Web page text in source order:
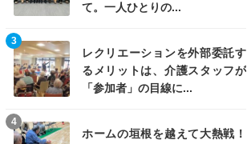
て。一人ひとりの...
レクリエーションを外部委託す
るメリットは、介護スタッフが
「参加者」の目線に...
3
ホームの垣根を越えて大熱戦！
4